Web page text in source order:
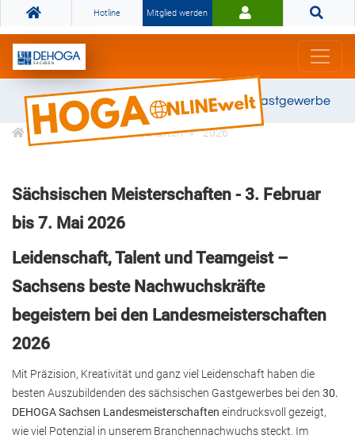
Hotline Mitglied werden
Gemeinsam stark für das Gastgewerbe
Karriere Meisterschaften 2026
Sächsischen Meisterschaften - 3. Februar
bis 7. Mai 2026
Leidenschaft, Talent und Teamgeist –
Sachsens beste Nachwuchskräfte
begeistern bei den Landesmeisterschaften
2026
Mit Präzision, Kreativität und ganz viel Leidenschaft haben die
besten Auszubildenden des sächsischen Gastgewerbes bei den 30.
DEHOGA Sachsen Landesmeisterschaften eindrucksvoll gezeigt,
wie viel Potenzial in unserem Branchennachwuchs steckt. Im